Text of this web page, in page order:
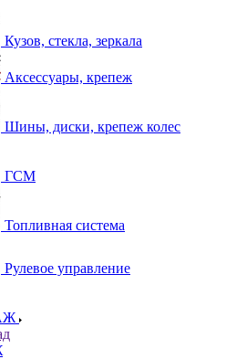
Кузов, стекла, зеркала
Аксессуары, крепеж
Шины, диски, крепеж колес
ГСМ
Топливная система
Рулевое управление